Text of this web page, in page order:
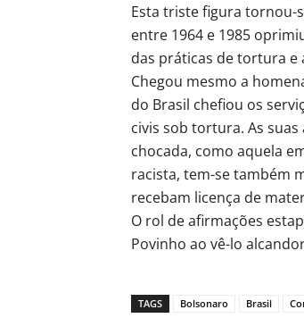
Esta triste figura tornou-
entre 1964 e 1985
das práticas de tortura
Chegou mesmo a
do Brasil chefiou os
civis sob tortura. As
chocada, como aquela
racista, tem-se também
recebam licença de
O rol de afirmações
Povinho ao vê-lo
TAGS Bolsonaro Brasil